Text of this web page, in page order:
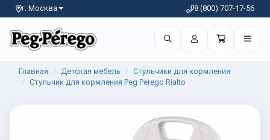
г. Москва 8 (800) 707-17-56
Главная Детская мебель
Стульчики для кормления
Стульчик для кормления Peg Perego Rialto